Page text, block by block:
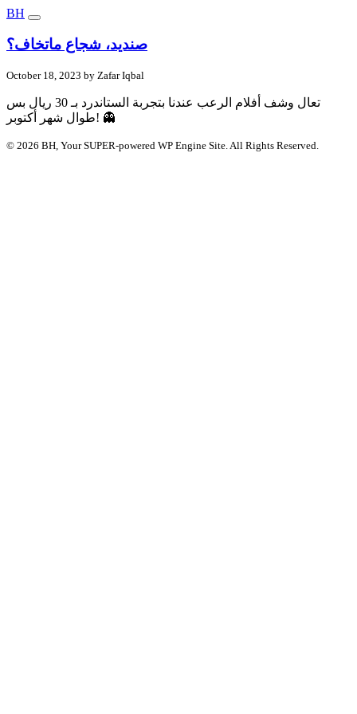
BH
صنديد، شجاع ماتخاف؟
October 18, 2023 by Zafar Iqbal
تعال وشف أفلام الرعب عندنا بتجربة الستاندرد بـ 30 ريال بس
طوال شهر أكتوبر! 👻
© 2026 BH, Your SUPER-powered WP Engine Site. All Rights Reserved.